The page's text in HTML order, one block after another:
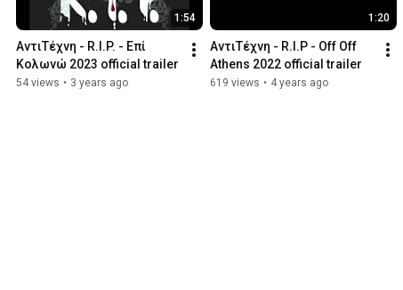
1:54
ΑντιΤέχνη - R.I.P. - Επί
Κολωνώ 2023 official trailer
54 views • 3 years ago
1:20
ΑντιΤέχνη - R.I.P - Off Off
Athens 2022 official trailer
619 views • 4 years ago